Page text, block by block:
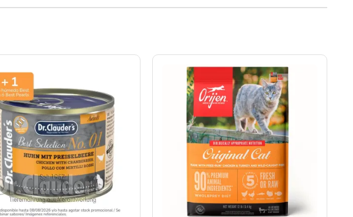
precios:
desde
S/13.00
hasta
S/23.00
de
precios:
desde
S/146.00
hasta
S/332.00